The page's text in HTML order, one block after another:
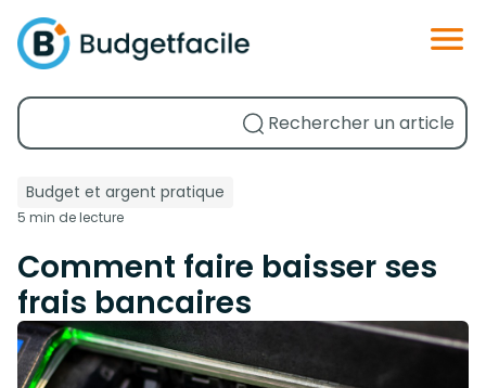
Budget et argent pratique
5 min de lecture
Comment faire baisser ses
frais bancaires